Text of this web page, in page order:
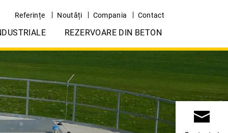
Referințe Noutăți Compania Contact
REZERVOARE DIN BETON